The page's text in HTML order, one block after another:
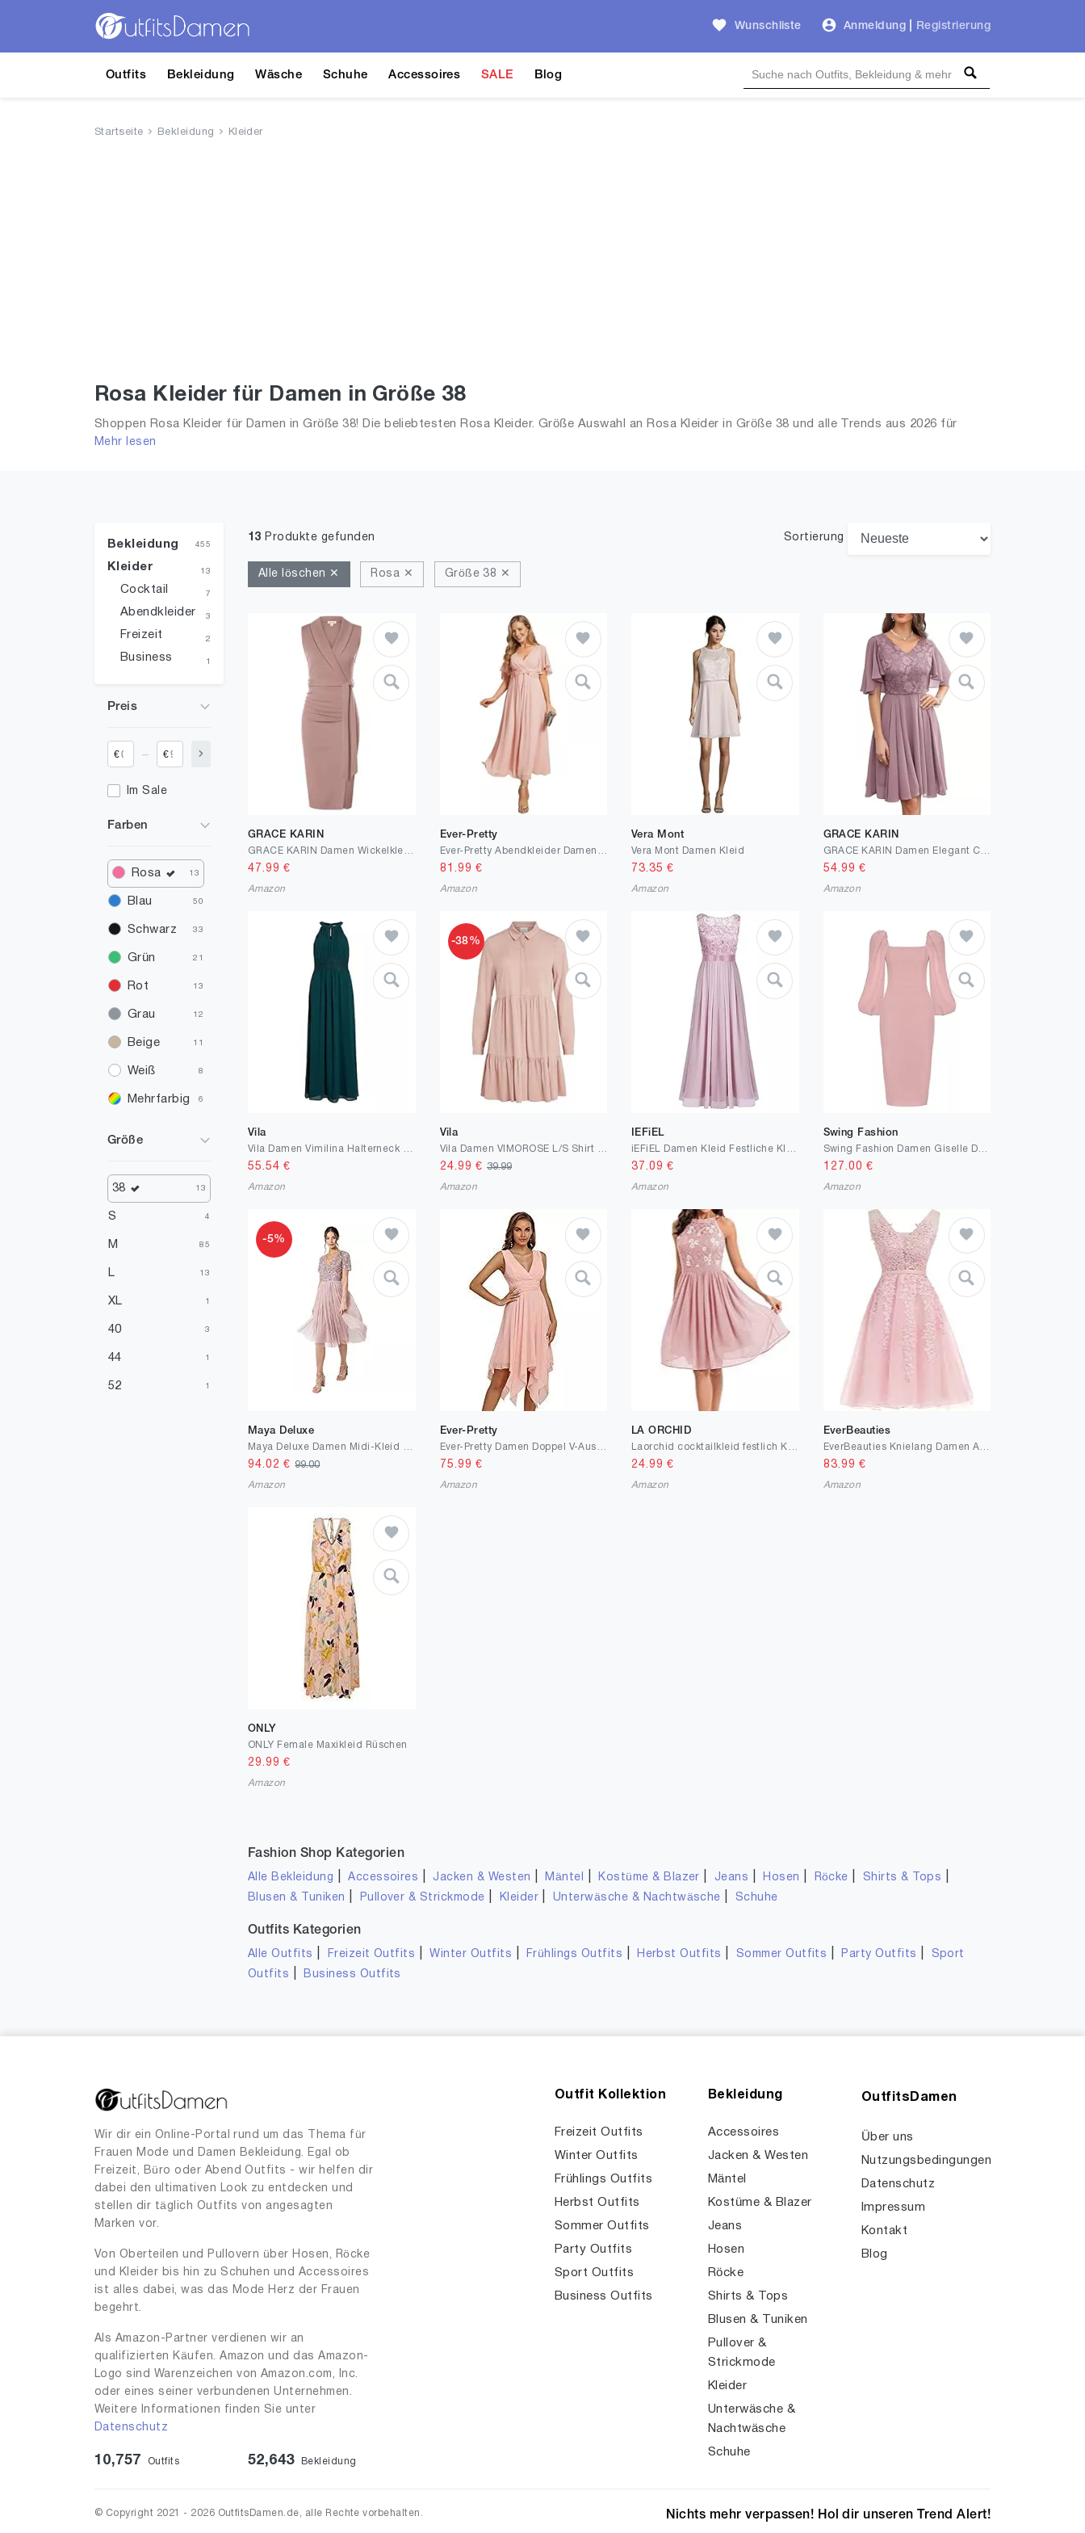
Wunschliste Anmeldung Registrierung
Outfits Bekleidung Wäsche Schuhe Accessoires SALE Blog
Startseite Bekleidung Kleider
Rosa Kleider für Damen in Größe 38
Shoppen Rosa Kleider für Damen in Größe 38! Die beliebtesten Rosa Kleider. Größe Auswahl an Rosa Kleider in Größe 38 und alle Trends aus 2026 für
Frauen!
Mehr lesen
Bekleidung 455
Kleider 13
Cocktail 7
Abendkleider 3
Freizeit 2
Business 1
Preis
€ €
Im Sale
Farben
Rosa 13
Blau 50
Schwarz 33
Grün 21
Rot 13
Grau 12
Beige 11
Weiß 8
Mehrfarbig 6
Braun 3
1
1
Größe
38 13
S 4
M 85
L 13
XL 1
40 3
44 1
52 1
13 Produkte gefunden Sortierung
Alle löschen ✕ Rosa ✕ Größe 38 ✕
GRACE KARIN
47.99 €
Amazon
Ever-Pretty
81.99 €
Amazon
Vera Mont
Vera Mont Damen Kleid
73.35 €
Amazon
GRACE KARIN
54.99 €
Amazon
Vila
55.54 €
Amazon
-38%
Vila
24.99 € 39.99
Amazon
IEFiEL
37.09 €
Amazon
Swing Fashion
127.00 €
Amazon
-5%
Maya Deluxe
94.02 €99.00
Amazon
Ever-Pretty
75.99 €
Amazon
LA ORCHID
24.99 €
Amazon
EverBeauties
83.99 €
Amazon
ONLY
ONLY Female Maxikleid Rüschen
29.99 €
Amazon
Fashion Shop Kategorien
Alle Bekleidung |Accessoires Jacken & Westen Mäntel Kostüme & Blazer Jeans Hosen Röcke Shirts & Tops
Blusen & Tuniken Pullover & Strickmode Kleider Unterwäsche & Nachtwäsche Schuhe
Outfits Kategorien
Alle Outfits Freizeit Outfits |Winter Outfits Frühlings Outfits Herbst Outfits Sommer Outfits Party Outfits
Sport
Outfits
Business Outfits
Wir dir ein Online-Portal rund um das Thema für
Frauen Mode und Damen Bekleidung. Egal ob
Freizeit, Büro oder Abend Outfits - wir helfen dir
dabei den ultimativen Look zu entdecken und
stellen dir täglich Outfits von angesagten
Marken vor.
Von Oberteilen und Pullovern über Hosen, Röcke
und Kleider bis hin zu Schuhen und Accessoires
ist alles dabei, was das Mode Herz der Frauen
begehrt.
Als Amazon-Partner verdienen wir an
qualifizierten Käufen. Amazon und das Amazon-
Logo sind Warenzeichen von Amazon.com, Inc.
oder eines seiner verbundenen Unternehmen.
Weitere Informationen finden Sie unter
Datenschutz
10,757 Outfits 52,643 Bekleidung
Outfit Kollektion
Freizeit Outfits
Winter Outfits
Frühlings Outfits
Herbst Outfits
Sommer Outfits
Party Outfits
Sport Outfits
Business Outfits
Bekleidung
Accessoires
Jacken & Westen
Mäntel
Kostüme & Blazer
Jeans
Hosen
Röcke
Shirts & Tops
Blusen & Tuniken
Pullover &
Strickmode
Kleider
Unterwäsche &
Nachtwäsche
Schuhe
OutfitsDamen
Über uns
Nutzungsbedingungen
Datenschutz
Impressum
Kontakt
Blog
© Copyright 2021 - 2026 OutfitsDamen.de, alle Rechte vorbehalten. Nichts mehr verpassen! Hol dir unseren Trend Alert!